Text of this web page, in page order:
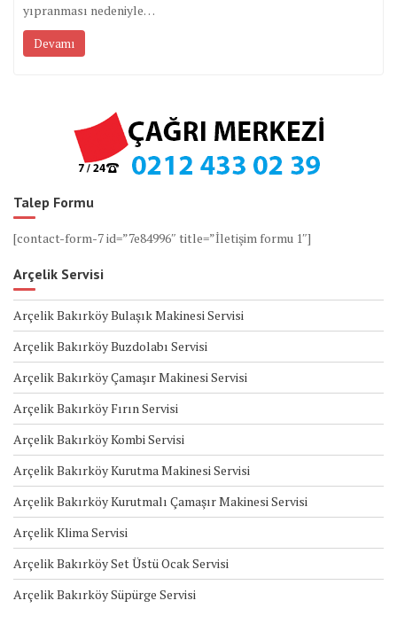
yıpranması nedeniyle…
Devamı
Talep Formu
[contact-form-7 id=”7e84996″ title=”İletişim formu 1″]
Arçelik Servisi
Arçelik Bakırköy Bulaşık Makinesi Servisi
Arçelik Bakırköy Buzdolabı Servisi
Arçelik Bakırköy Çamaşır Makinesi Servisi
Arçelik Bakırköy Fırın Servisi
Arçelik Bakırköy Kombi Servisi
Arçelik Bakırköy Kurutma Makinesi Servisi
Arçelik Bakırköy Kurutmalı Çamaşır Makinesi Servisi
Arçelik Klima Servisi
Arçelik Bakırköy Set Üstü Ocak Servisi
Arçelik Bakırköy Süpürge Servisi